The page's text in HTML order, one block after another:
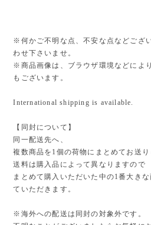
※何かご不明な点、不安な点などござ
わせ下さいませ。
※商品画像は、ブラウザ環境などによ
もございます。
International shipping is available.
【同封について】
同一配送先へ、
複数商品を1個の荷物にまとめてお送り
送料は購入品によって異なりますので
まとめて購入いただいた中の1番大き
ていただきます。
※海外への配送は同封の対象外です。